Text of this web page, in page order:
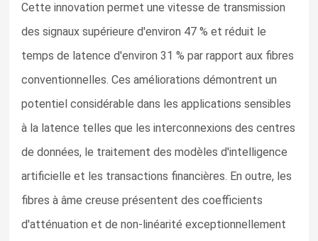
Cette innovation permet une vitesse de transmission
des signaux supérieure d'environ 47 % et réduit le
temps de latence d'environ 31 % par rapport aux fibres
conventionnelles. Ces améliorations démontrent un
potentiel considérable dans les applications sensibles
à la latence telles que les interconnexions des centres
de données, le traitement des modèles d'intelligence
artificielle et les transactions financières. En outre, les
fibres à âme creuse présentent des coefficients
d'atténuation et de non-linéarité exceptionnellement